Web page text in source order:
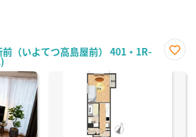
（いよてつ高島屋前） 401・1R-
に入